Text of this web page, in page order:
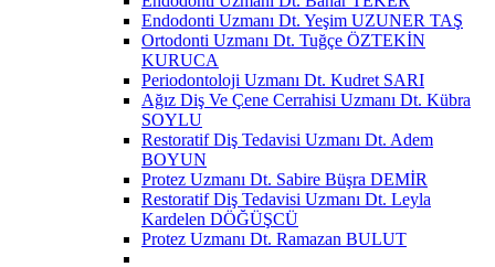
Endodonti Uzmanı Dt. Yeşim UZUNER TAŞ
Ortodonti Uzmanı Dt. Tuğçe ÖZTEKİN
KURUCA
Periodontoloji Uzmanı Dt. Kudret SARI
Ağız Diş Ve Çene Cerrahisi Uzmanı Dt. Kübra
SOYLU
Restoratif Diş Tedavisi Uzmanı Dt. Adem
BOYUN
Protez Uzmanı Dt. Sabire Büşra DEMİR
Restoratif Diş Tedavisi Uzmanı Dt. Leyla
Kardelen DÖĞÜŞCÜ
Protez Uzmanı Dt. Ramazan BULUT